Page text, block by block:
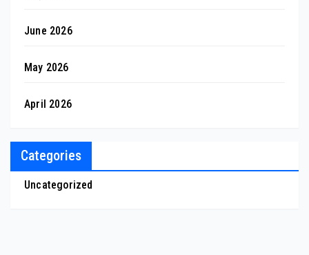
June 2026
May 2026
April 2026
Categories
Uncategorized